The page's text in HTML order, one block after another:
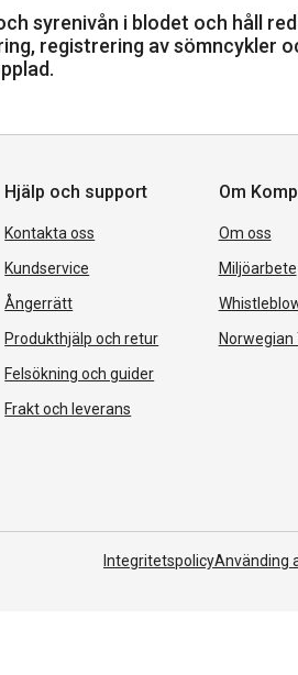
syrenivån i blodet och håll
registrering av sömncykler
Hjälp och support
Kontakta oss
Kundservice
Ångerrätt
Produkthjälp och retur
Felsökning och guider
Frakt och leverans
Om
Om oss
Miljöarbete
IntegritetspolicyAnvänding